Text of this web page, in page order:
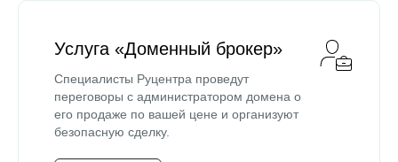
Услуга «Доменный брокер»
Специалисты Руцентра проведут
переговоры с администратором домена о
его продаже по вашей цене и организуют
безопасную сделку.